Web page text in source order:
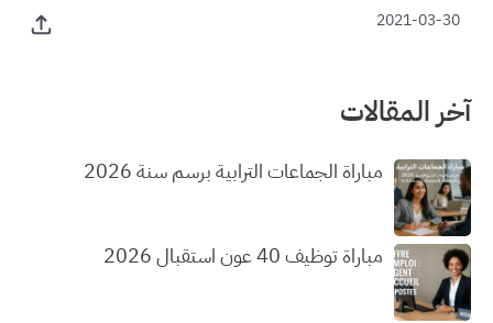
2021-03-30
آخر المقالات
مباراة الجماعات الترابية برسم سنة 2026
مباراة توظيف 40 عون استقبال 2026